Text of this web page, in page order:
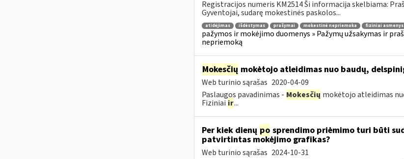
Registracijos numeris KM2514 Ši informacija skelbiama:
Gyventojai, sudarę mokestinės paskolos...
atidėjimas išdėstymas prašymai mokestinė nepriemoka fiziniai asmenys
pažymos ir mokėjimo duomenys » Pažymų užsakymas ir
nepriemoką
Mokesčių mokėtojo atleidimas nuo baudų,
Web turinio sąrašas 2020-04-09
Paslaugos pavadinimas - Mokesčių mokėtojo atleidimas
Fiziniai ir...
Per kiek dienų po sprendimo priėmimo turi būti
patvirtintas mokėjimo grafikas?
Web turinio sąrašas 2024-10-31